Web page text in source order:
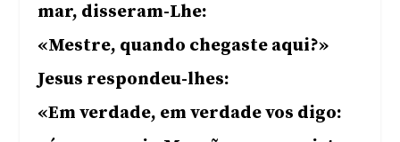
mar, disseram-Lhe:
«Mestre, quando chegaste aqui?»
Jesus respondeu-lhes:
«Em verdade, em verdade vos digo: